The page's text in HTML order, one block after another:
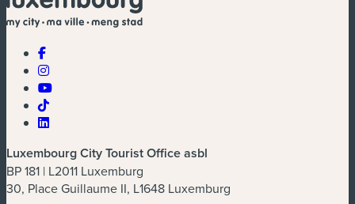
Luxembourg City Tourist Office asbl
BP 181 | L2011 Luxemburg
30, Place Guillaume II, L1648 Luxemburg